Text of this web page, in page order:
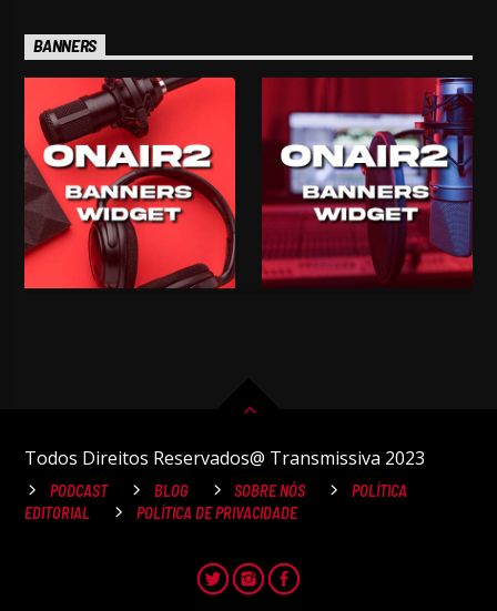
BANNERS
Todos Direitos Reservados@ Transmissiva 2023
PODCAST BLOG SOBRE NÓS
POLÍTICA
EDITORIAL
POLÍTICA DE PRIVACIDADE